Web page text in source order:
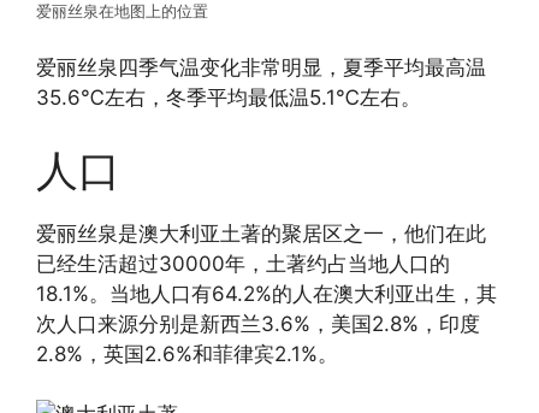
爱丽丝泉在地图上的位置
爱丽丝泉四季气温变化非常明显，夏季平均最高温
35.6℃左右，冬季平均最低温5.1℃左右。
人口
爱丽丝泉是澳大利亚土著的聚居区之一，他们在此
已经生活超过30000年，土著约占当地人口的
18.1%。当地人口有64.2%的人在澳大利亚出生，其
次人口来源分别是新西兰3.6%，美国2.8%，印度
2.8%，英国2.6%和菲律宾2.1%。